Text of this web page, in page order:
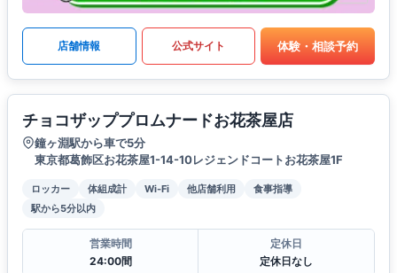
店舗情報 公式サイト 体験・相談予約
チョコザッププロムナードお花茶屋店
鐘ヶ淵駅から車で5分
東京都葛飾区お花茶屋1-14-10レジェンドコートお花茶屋1F
ロッカー 体組成計 Wi-Fi 他店舗利用
食事指導
駅から5分以内
営業時間
24:00間
定休日
定休日なし